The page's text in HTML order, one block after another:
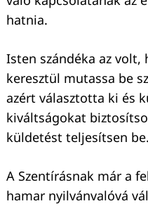
hatnia.
Isten szándéka az
keresztül mutassa be
azért választotta ki és
kiváltságokat
küldetést teljesítsen be.
A Szentírásnak már a
hamar nyilvánvalóvá
Keresés: